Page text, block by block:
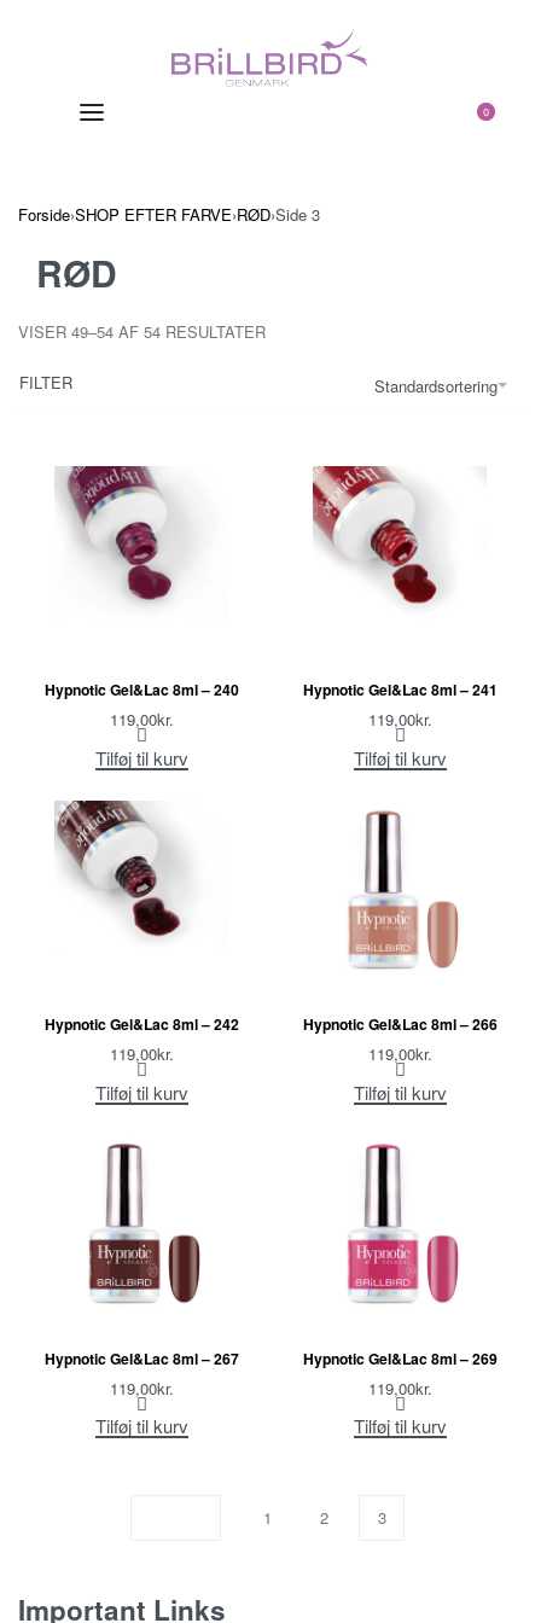
0
Forside›SHOP EFTER FARVE›RØD›Side 3
RØD
VISER 49–54 AF 54 RESULTATER
Standardsortering
FILTER
Hypnotic Gel&Lac 8ml – 240
119,00kr.
Tilføj til kurv
Hypnotic Gel&Lac 8ml – 241
119,00kr.
Tilføj til kurv
Hypnotic Gel&Lac 8ml – 242
119,00kr.
Tilføj til kurv
Hypnotic Gel&Lac 8ml – 266
119,00kr.
Tilføj til kurv
Hypnotic Gel&Lac 8ml – 267
119,00kr.
Tilføj til kurv
Hypnotic Gel&Lac 8ml – 269
119,00kr.
Tilføj til kurv
1 2 3
Important Links